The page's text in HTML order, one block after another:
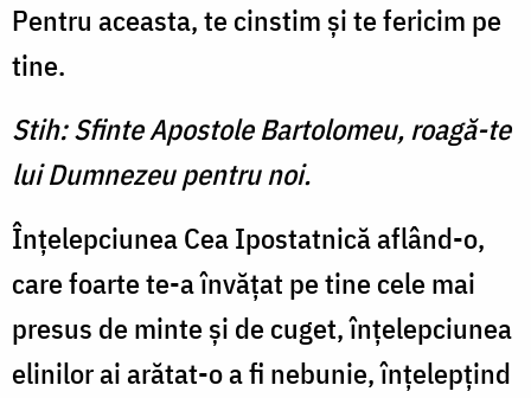
Pentru aceasta, te cinstim şi te fericim pe
tine.
Stih: Sfinte Apostole Bartolomeu, roagă-te
lui Dumnezeu pentru noi.
Înţelepciunea Cea Ipostatnică aflând-o,
care foarte te-a învăţat pe tine cele mai
presus de minte şi de cuget, înţelepciunea
elinilor ai arătat-o a fi nebunie, înţelepţind